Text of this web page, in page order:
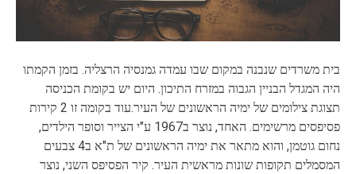
בית משרדים שנבנה במקום שבו עמדה גמנסיה הרצליה. בזמן הקמתו
היה המגדל הבניין הגבוה במזרח התיכון. היום יש בקומת הכניסה
תצוגת צילומים של ימיה הראשונים של העיר.עוד בקומה זו 2 קירות
פסיפסים מרשימים. האחד, נוצר ב1967 ע"י הצייר וסופר הילדים,
נחום גוטמן, והוא מתאר את ימיה הראשונים של ת"א ב4 צבעים
המסמלים תקופות שונות מראשית העיר. קיר הפסיפס השני, נוצר